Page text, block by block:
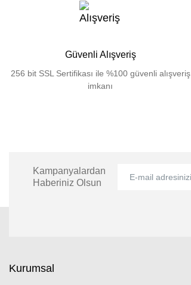
Güvenli Alışveriş
256 bit SSL Sertifikası ile %100 güvenli alışveriş
imkanı
Kampanyalardan
Haberiniz Olsun
Kurumsal